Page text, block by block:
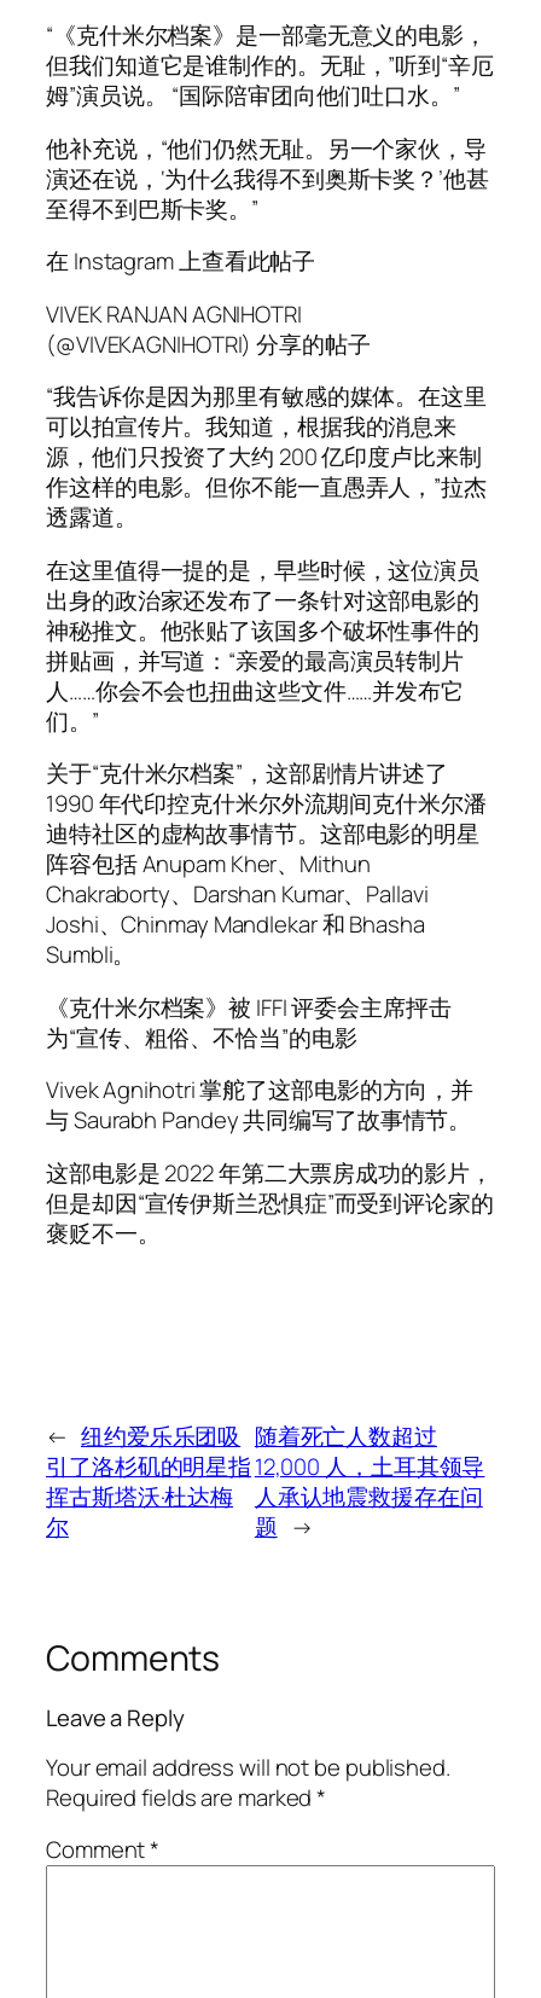
“《克什米尔档案》是一部毫无意义的电影，
但我们知道它是谁制作的。无耻，”听到“辛厄
姆”演员说。 “国际陪审团向他们吐口水。”
他补充说，“他们仍然无耻。另一个家伙，导
演还在说，‘为什么我得不到奥斯卡奖？’他甚
至得不到巴斯卡奖。”
在 Instagram 上查看此帖子
VIVEK RANJAN AGNIHOTRI
(@VIVEKAGNIHOTRI) 分享的帖子
“我告诉你是因为那里有敏感的媒体。在这里
可以拍宣传片。我知道，根据我的消息来
源，他们只投资了大约 200 亿印度卢比来制
作这样的电影。但你不能一直愚弄人，”拉杰
透露道。
在这里值得一提的是，早些时候，这位演员
出身的政治家还发布了一条针对这部电影的
神秘推文。他张贴了该国多个破坏性事件的
拼贴画，并写道：“亲爱的最高演员转制片
人……你会不会也扭曲这些文件……并发布它
们。”
关于“克什米尔档案”，这部剧情片讲述了
1990 年代印控克什米尔外流期间克什米尔潘
迪特社区的虚构故事情节。这部电影的明星
阵容包括 Anupam Kher、Mithun
Chakraborty、Darshan Kumar、Pallavi
Joshi、Chinmay Mandlekar 和 Bhasha
Sumbli。
《克什米尔档案》被 IFFI 评委会主席抨击
为“宣传、粗俗、不恰当”的电影
Vivek Agnihotri 掌舵了这部电影的方向，并
与 Saurabh Pandey 共同编写了故事情节。
这部电影是 2022 年第二大票房成功的影片，
但是却因“宣传伊斯兰恐惧症”而受到评论家的
褒贬不一。
← 纽约爱乐乐团吸
引了洛杉矶的明星指
挥古斯塔沃·杜达梅
尔
随着死亡人数超过
12,000 人，土耳其领导
人承认地震救援存在问
题 →
Comments
Leave a Reply
Your email address will not be published.
Required fields are marked*
Comment*